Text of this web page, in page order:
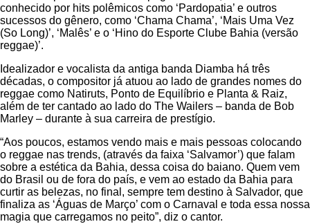
conhecido por hits polêmicos como ‘Pardopatia’ e outros
sucessos do gênero, como ‘Chama Chama’, ‘Mais Uma Vez
(So Long)’, ‘Malês’ e o ‘Hino do Esporte Clube Bahia (versão
reggae)’.
Idealizador e vocalista da antiga banda Diamba há três
décadas, o compositor já atuou ao lado de grandes nomes do
reggae como Natiruts, Ponto de Equilíbrio e Planta & Raiz,
além de ter cantado ao lado do The Wailers – banda de Bob
Marley – durante à sua carreira de prestígio.
“Aos poucos, estamos vendo mais e mais pessoas colocando
o reggae nas trends, (através da faixa ‘Salvamor’) que falam
sobre a estética da Bahia, dessa coisa do baiano. Quem vem
do Brasil ou de fora do país, e vem ao estado da Bahia para
curtir as belezas, no final, sempre tem destino à Salvador, que
finaliza as ‘Águas de Março’ com o Carnaval e toda essa nossa
magia que carregamos no peito”, diz o cantor.